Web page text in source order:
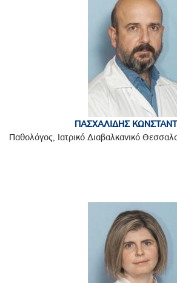
ΠΑΣΧΑΛΙΔΗΣ
Παθολόγος, Ιατρικό Διαβαλκανικό